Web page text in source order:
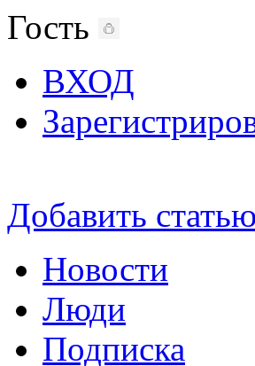
Гость
ВХОД
Добавить статью
Новости
Люди
Подписка